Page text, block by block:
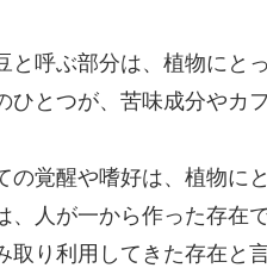
と呼ぶ部分は、植物にと
ひとつが、苦味成分やカ
の覚醒や嗜好は、植物に
、人が一から作った存在
取り利用してきた存在と言